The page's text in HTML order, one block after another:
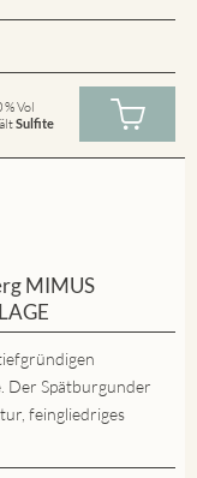
% Vol
Sulfite
MIMUS
Der Spätburgunder
feingliedriges